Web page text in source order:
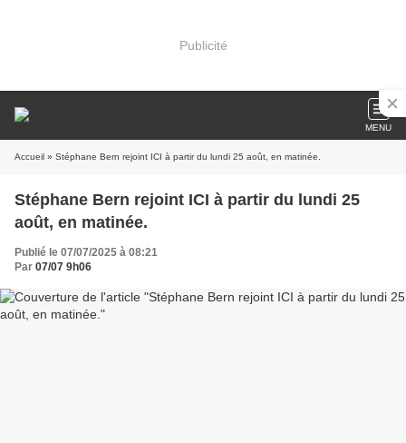
Publicité
MENU
Accueil » Stéphane Bern rejoint ICI à partir du lundi 25 août, en matinée.
Stéphane Bern rejoint ICI à partir du lundi 25
août, en matinée.
Publié le 07/07/2025 à 08:21
Par 07/07 9h06